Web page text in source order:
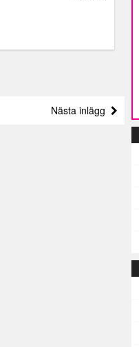
Nästa inlägg